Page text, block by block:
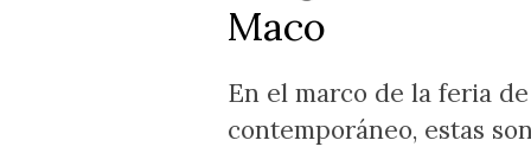
Estado de México
Acapulco
Nuevo León
Argentina
Uruguay
Costa Rica
Alemania
Benelux
+
Corea
Camboya
Dubai
Tanzania
+
Maco
En el marco de la feria
contemporáneo, estas